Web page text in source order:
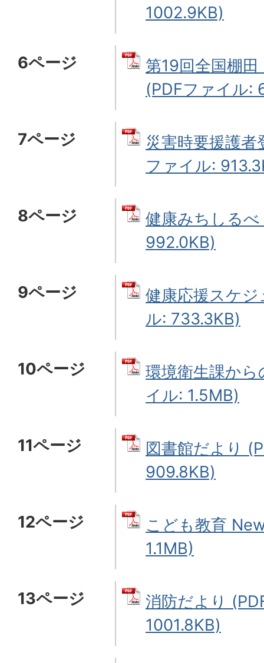
1002.9KB)
6ページ
第19回全国棚
(PDFファイル:
7ページ
災害時要援護
ファイル:
8ページ
健康みちしる
992.0KB)
9ページ
健康応援スケ
ル: 733.3KB)
10ページ
環境衛生課か
イル: 1.5MB)
11ページ
図書館だより
909.8KB)
12ページ
こども教育
1.1MB)
13ページ
消防だより
1001.8KB)